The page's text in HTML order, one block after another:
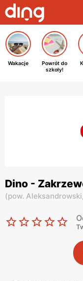
Wakacje
Powrót do
szkoły!
Dino -
(pow. Aleksandrowski,